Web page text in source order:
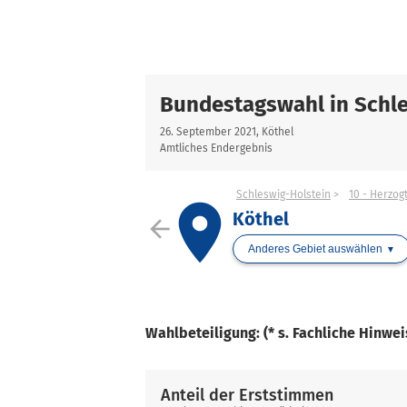
Bundestagswahl in
26. September 2021, Köthel
Amtliches Endergebnis
arrow_backplace
Schleswig-Holstein 10 -
Köthel
Anderes Gebiet auswählen
Wahlbeteiligung: (* s. Fachliche
Anteil der Erststimmen